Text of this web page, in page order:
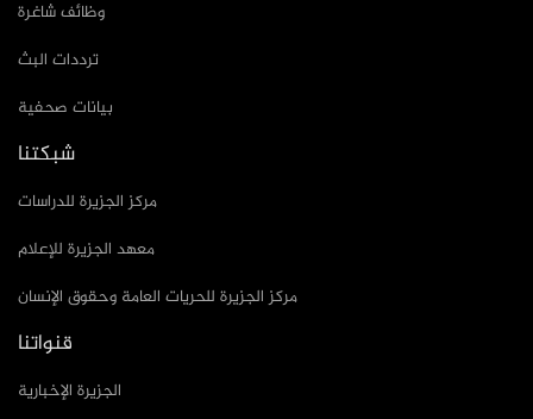
وظائف شاغرة
ترددات البث
بيانات صحفية
شبكتنا
مركز الجزيرة للدراسات
معهد الجزيرة للإعلام
مركز الجزيرة للحريات العامة وحقوق الإنسان
قنواتنا
الجزيرة الإخبارية